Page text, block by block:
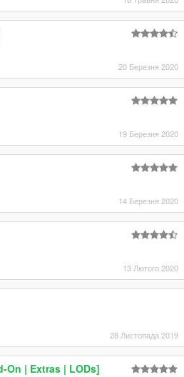
20 Березня 2020
19 Березня 2020
14 Березня 2020
13 Лютого 2020
28 Листопада 2019
On | Extras | LODs]